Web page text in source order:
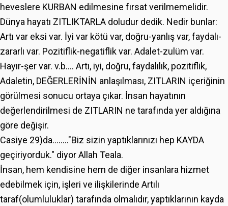
heveslere KURBAN edilmesine fırsat verilmemelidir.
Dünya hayatı ZITLIKTARLA doludur dedik. Nedir bunlar:
Artı var eksi var. İyi var kötü var, doğru-yanlış var, faydalı-
zararlı var. Pozitiflik-negatiflik var. Adalet-zulüm var.
Hayır-şer var. v.b.... Artı, iyi, doğru, faydalılık, pozitiflik,
Adaletin, DEĞERLERİNİN anlaşılması, ZITLARIN içeriğinin
görülmesi sonucu ortaya çıkar. İnsan hayatının
değerlendirilmesi de ZITLARIN ne tarafında yer aldığına
göre değişir.
Casiye 29)da........"Biz sizin yaptıklarınızı hep KAYDA
geçiriyorduk." diyor Allah Teala.
İnsan, hem kendisine hem de diğer insanlara hizmet
edebilmek için, işleri ve ilişkilerinde Artılı
taraf(olumluluklar) tarafında olmalıdır, yaptıklarının kayda